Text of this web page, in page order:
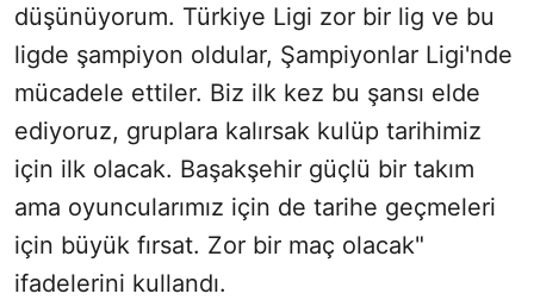
düşünüyorum. Türkiye Ligi zor bir lig ve bu
ligde şampiyon oldular, Şampiyonlar Ligi'nde
mücadele ettiler. Biz ilk kez bu şansı elde
ediyoruz, gruplara kalırsak kulüp tarihimiz
için ilk olacak. Başakşehir güçlü bir takım
ama oyuncularımız için de tarihe geçmeleri
için büyük fırsat. Zor bir maç olacak"
ifadelerini kullandı.